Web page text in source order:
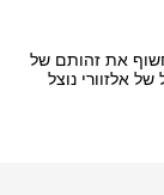
את זהותם של
אלזוורי נוצל